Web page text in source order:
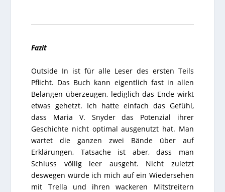
Fazit
Outside In ist für alle Leser des ersten Teils
Pflicht. Das Buch kann eigentlich fast in allen
Belangen überzeugen, lediglich das Ende wirkt
etwas gehetzt. Ich hatte einfach das Gefühl,
dass Maria V. Snyder das Potenzial ihrer
Geschichte nicht optimal ausgenutzt hat. Man
wartet die ganzen zwei Bände über auf
Erklärungen, Tatsache ist aber, dass man
Schluss völlig leer ausgeht. Nicht zuletzt
deswegen würde ich mich auf ein Wiedersehen
mit Trella und ihren wackeren Mitstreitern